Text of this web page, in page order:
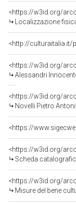
<https://w3id.org/
Localizzazione
<http://
<https://w3id.org/
Alessandri
<https://w3id.org/
Novelli Pietro
<https://w3id.org/
Scheda
<https://w3id.org/
Misure del bene